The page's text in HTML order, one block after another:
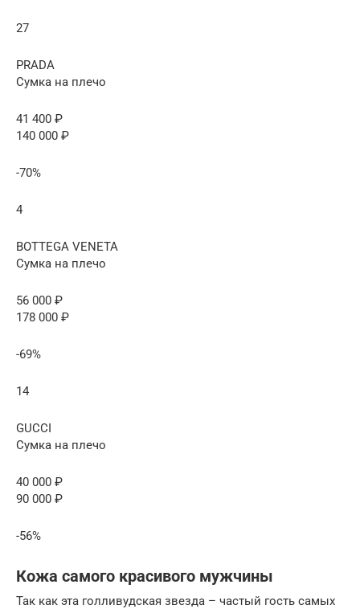
27
PRADA
Сумка на плечо
41 400 ₽
140 000 ₽
-70%
4
BOTTEGA VENETA
Сумка на плечо
56 000 ₽
178 000 ₽
-69%
14
GUCCI
Сумка на плечо
40 000 ₽
90 000 ₽
-56%
Кожа самого красивого мужчины
Так как эта голливудская звезда – частый гость самых